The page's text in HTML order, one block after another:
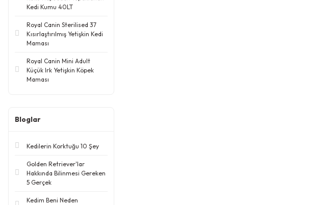
Kedi Kumu 40LT
Royal Canin Sterilised 37
Kısırlaştırılmış Yetişkin Kedi
Maması
Royal Canin Mini Adult
Küçük Irk Yetişkin Köpek
Maması
Bloglar
Kedilerin Korktuğu 10 Şey
Golden Retriever'lar
Hakkında Bilinmesi Gereken
5 Gerçek
Kedim Beni Neden